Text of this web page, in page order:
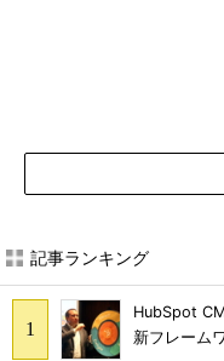
記事ランキング
HubSpot
新フレーム